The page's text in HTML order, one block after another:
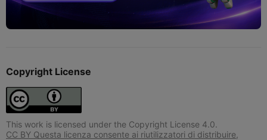
Copyright License
This work is licensed under the Copyright License 4.0.
CC BY Questa licenza consente ai riutilizzatori di distribuire,